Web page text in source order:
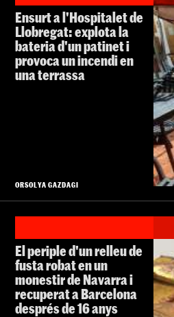
Ensurt a l'Hospitalet de
Llobregat: explota la
bateria d'un patinet i
provoca un incendi en
una terrassa
ORSOLYA GAZDAGI
El periple d'un relleu de
fusta robat en un
monestir de Navarra i
recuperat a Barcelona
després de 16 anys